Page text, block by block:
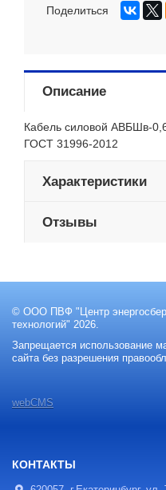
Поделиться
Описание
Кабель силовой АВБШв-
ГОСТ 31996-2012
Характеристики
Отзывы
© ООО ПВФ "Центр
технологий" 2026.
Запрещается использование
сайта без разрешения
webCMS
КОНТАКТЫ